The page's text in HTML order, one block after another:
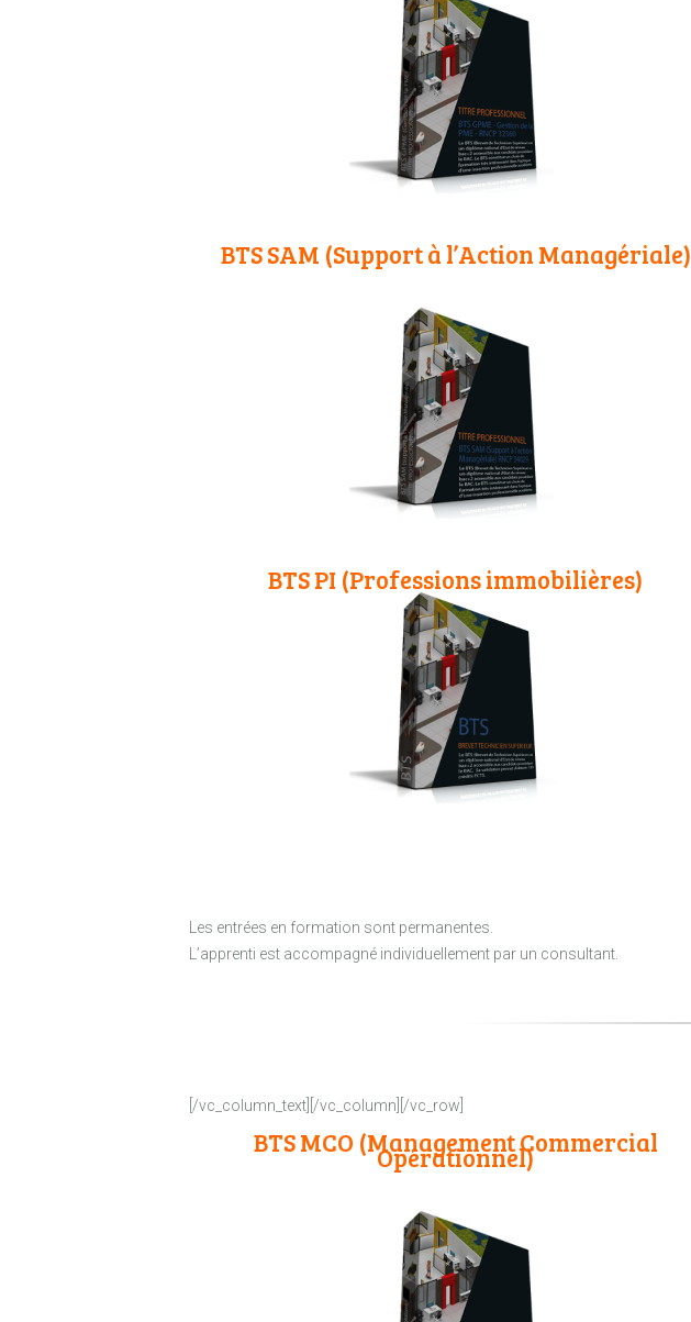
BTS SAM (Support à l’Action Managériale)
BTS PI (Professions immobilières)
Les entrées en formation sont permanentes.
L’apprenti est accompagné individuellement par un consultant.
[/vc_column_text][/vc_column][/vc_row]
BTS MCO (Management Commercial
Opérationnel)